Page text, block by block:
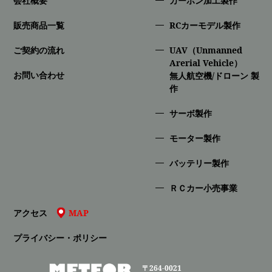
販売商品一覧
ご契約の流れ
お問い合わせ
RCカーモデル製作
UAV（Unmanned
Arerial Vehicle）
無人航空機/ドローン 製
作
サーボ製作
モーター製作
バッテリー製作
ＲＣカー小売事業
アクセス MAP
プライバシー・ポリシー
〒264-0021